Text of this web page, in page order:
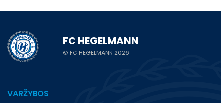
FC HEGELMANN
© FC HEGELMANN 2026
VARŽYBOS